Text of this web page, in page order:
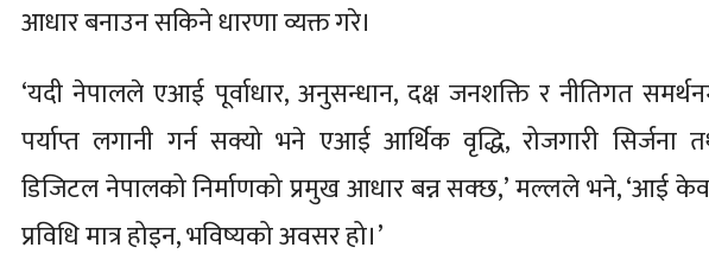
आधार बनाउन सकिने धारणा व्यक्त गरे।
‘यदी नेपालले एआई पूर्वाधार, अनुसन्धान, दक्ष जनशक्ति र नीतिगत
पर्याप्त लगानी गर्न सक्यो भने एआई आर्थिक वृद्धि, रोजगारी सिर्जना
डिजिटल नेपालको निर्माणको प्रमुख आधार बन्न सक्छ,’ मल्लले भने, ‘आई
प्रविधि मात्र होइन, भविष्यको अवसर हो।’